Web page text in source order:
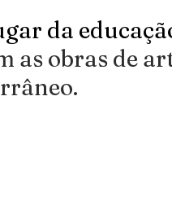
da
as obras de